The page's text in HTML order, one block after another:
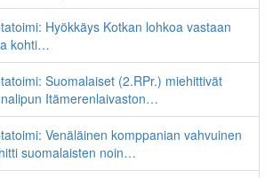
Hyökkäys Kotkan lohkoa vastaan
kohti…
Suomalaiset (2.RPr.) miehittivät
Itämerenlaivaston…
Venäläinen komppanian vahvuinen
suomalaisten noin…